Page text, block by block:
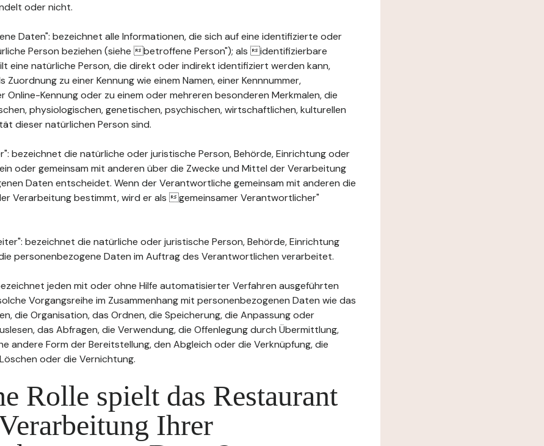
oder nicht.
Daten": bezeichnet alle Informationen, die sich auf eine identifizierte oder
Person beziehen (siehe betroffene Person"); als identifizierbare
eine natürliche Person, die direkt oder indirekt identifiziert werden kann,
zu einer Kennung wie einem Namen, einer Kennnummer,
Online-Kennung oder zu einem oder mehreren besonderen Merkmalen, die
physiologischen, genetischen, psychischen, wirtschaftlichen, kulturellen
dieser natürlichen Person sind.
bezeichnet die natürliche oder juristische Person, Behörde, Einrichtung oder
oder gemeinsam mit anderen über die Zwecke und Mittel der Verarbeitung
Daten entscheidet. Wenn der Verantwortliche gemeinsam mit anderen die
Verarbeitung bestimmt, wird er als gemeinsamer Verantwortlicher"
bezeichnet die natürliche oder juristische Person, Behörde, Einrichtung
personenbezogene Daten im Auftrag des Verantwortlichen verarbeitet.
jeden mit oder ohne Hilfe automatisierter Verfahren ausgeführten
Vorgangsreihe im Zusammenhang mit personenbezogenen Daten wie das
die Organisation, das Ordnen, die Speicherung, die Anpassung oder
das Abfragen, die Verwendung, die Offenlegung durch Übermittlung,
andere Form der Bereitstellung, den Abgleich oder die Verknüpfung, die
oder die Vernichtung.
Rolle spielt das Restaurant
Ihrer